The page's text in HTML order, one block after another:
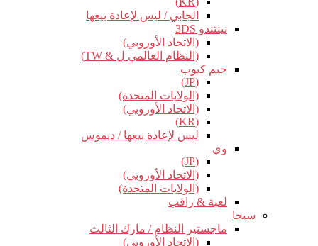
الجابي / ليس لإعادة بيعها
نينتندو 3DS
(الاتحاد الأوروبي)
(النظام العالمي ل & TW)
جيم كيوب
(JP)
(الولايات المتحدة)
(الاتحاد الأوروبي)
(KR)
ليس لإعادة بيعها / ديموس
وي
(JP)
(الاتحاد الأوروبي)
(الولايات المتحدة)
لعبة & راقب
سيجا
ماجستير النظام / مارك الثالث
(الاتحاد الأوروبي)